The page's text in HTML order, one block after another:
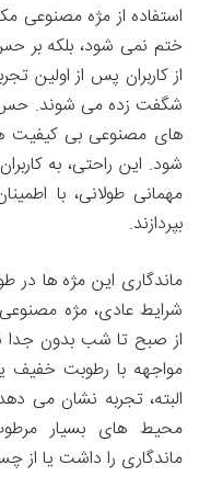
ختم نمی شود، بلکه بر
از کاربران پس از اولین
شگفت زده می شوند. حس
های مصنوعی بی کیفیت
شود. این راحتی، به
مهمانی طولانی، با
بپردازند.
ماندگاری این مژه ها در
از صبح تا شب بدون جدا
مواجهه با رطوبت خفیف
البته، تجربه نشان می
محیط های بسیار
ماندگاری را داشت یا از